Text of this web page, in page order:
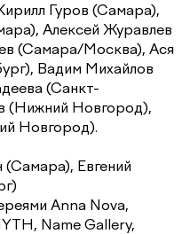
Гуров (Самара),
Алексей Журавлев
(Самара/Москва), Ася
Вадим Михайлов
(Санкт-
(Нижний Новгород),
Новгород).
Евгений
Anna Nova,
Name Gallery,